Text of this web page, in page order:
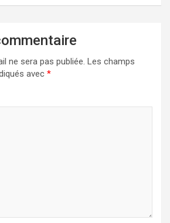
ne sera pas publiée. Les champs
avec *